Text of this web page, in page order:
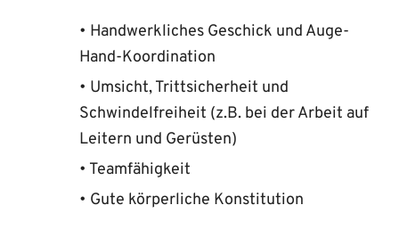
• Handwerkliches Geschick und Auge-
Hand-Koordination
• Umsicht, Trittsicherheit und
Schwindelfreiheit (z.B. bei der Arbeit auf
Leitern und Gerüsten)
• Teamfähigkeit
• Gute körperliche Konstitution